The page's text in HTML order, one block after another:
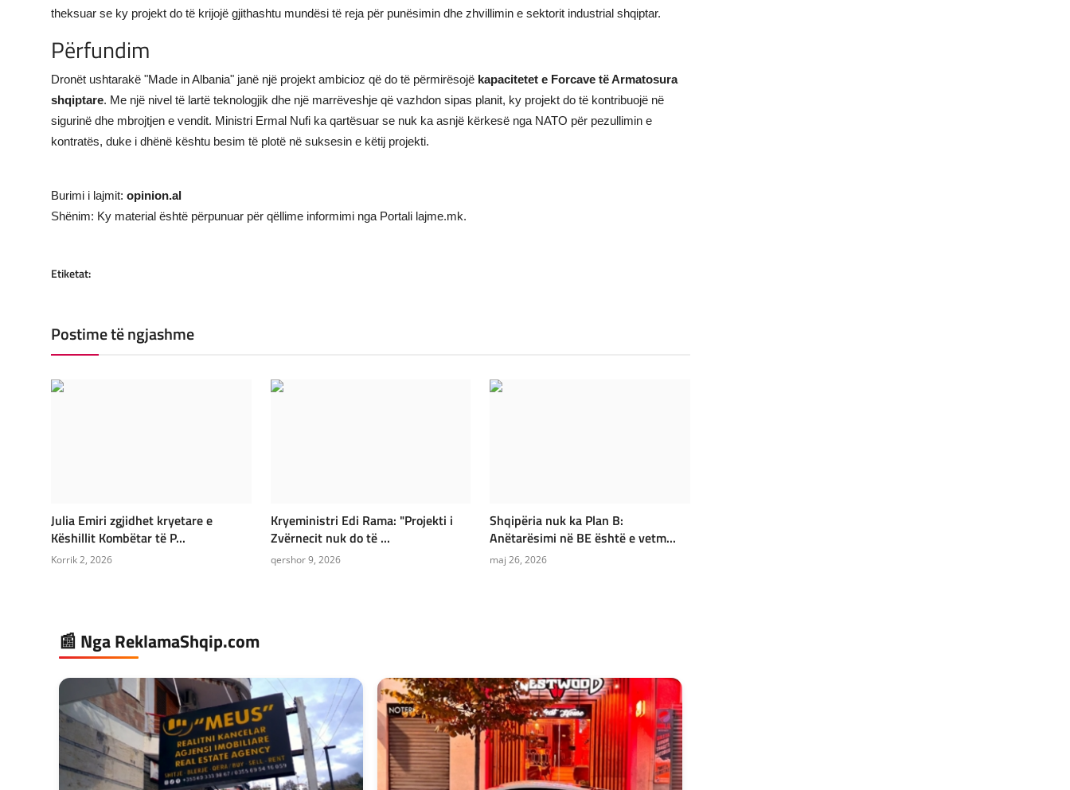
theksuar se ky projekt do të krijojë gjithashtu mundësi të reja për punësimin dhe zhvillimin e sektorit industrial shqiptar.
Përfundim
Dronët ushtarakë "Made in Albania" janë një projekt ambicioz që do të përmirësojë kapacitetet e Forcave të Armatosura
shqiptare. Me një nivel të lartë teknologjik dhe një marrëveshje që vazhdon sipas planit, ky projekt do të kontribuojë në
sigurinë dhe mbrojtjen e vendit. Ministri Ermal Nufi ka qartësuar se nuk ka asnjë kërkesë nga NATO për pezullimin e
kontratës, duke i dhënë kështu besim të plotë në suksesin e këtij projekti.
Burimi i lajmit: opinion.al
Shënim: Ky material është përpunuar për qëllime informimi nga Portali lajme.mk.
Etiketat:
Postime të ngjashme
Julia Emiri zgjidhet kryetare e
Këshillit Kombëtar të P...
Korrik 2, 2026
Kryeministri Edi Rama: "Projekti i
Zvërnecit nuk do të ...
qershor 9, 2026
Shqipëria nuk ka Plan B:
Anëtarësimi në BE është e vetm...
maj 26, 2026
📰 Nga ReklamaShqip.com